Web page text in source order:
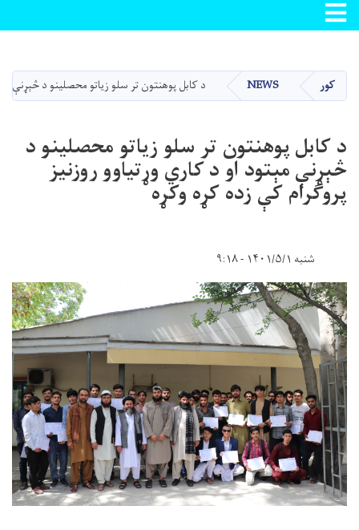
دانګل
Toggle navigation
کور NEWS د کابل پوهنتون تر سلو زیاتو محصلینو د څېړنې
د کابل پوهنتون تر سلو زیاتو محصلینو د
څېړنې مېتود او د کاري وړتیاوو روزنیز
پروګرام کې زده کړه وکړه
شنبه ۱۴۰۱/۵/۱ - ۹:۱۸